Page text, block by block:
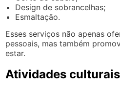
Design de sobrancelhas;
Esmaltação.
Esses serviços não apenas
pessoais, mas também
estar.
Atividades